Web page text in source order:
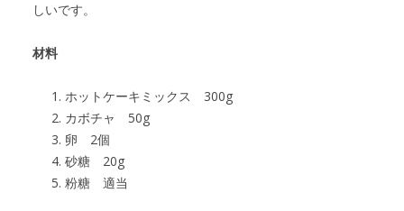
しいです。
材料
ホットケーキミックス 300g
カボチャ 50g
卵 2個
砂糖 20g
粉糖 適当